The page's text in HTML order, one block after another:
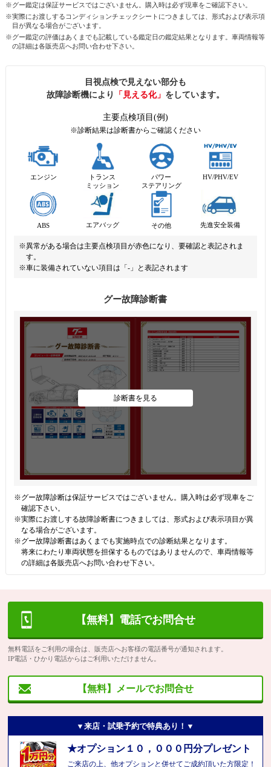
※グー鑑定は保証サービスではございません。購入時は必ず現車をご確認下さい。
※実際にお渡しするコンディションチェックシートにつきましては、形式および表示項
目が異なる場合がございます。
※グー鑑定の評価はあくまでも記載している鑑定日の鑑定結果となります。車両情報等
の詳細は各販売店へお問い合わせ下さい。
目視点検で見えない部分も
故障診断機により
「見える化」 をしています。
主要点検項目(例)
※診断結果は診断書からご確認ください
エンジン
トランス
ミッション
パワー
ステアリング
HV/PHV/EV
ABS エアバッグ その他 先進安全装備
※異常がある場合は主要点検項目が赤色になり、要確認と表記されま
す。
※車に装備されていない項目は「-」と表記されます
グー故障診断書
診断書を見る
※グー故障診断は保証サービスではございません。購入時は必ず現車をご
確認下さい。
※実際にお渡しする故障診断書につきましては、形式および表示項目が異
なる場合がございます。
※グー故障診断書はあくまでも実施時点での診断結果となります。
将来にわたり車両状態を担保するものではありませんので、車両情報等
の詳細は各販売店へお問い合わせ下さい。
【無料】電話でお問合せ
無料電話をご利用の場合は、販売店へお客様の電話番号が通知されます。
IP電話・ひかり電話からはご利用いただけません。
【無料】メールでお問合せ
▼来店・試乗予約で特典あり！▼
★オプション１０，０００円分プレゼント
ご来店の上、他オプションと併せてご成約頂いた方限定！